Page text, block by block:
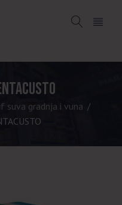
suva gradnja i vuna /